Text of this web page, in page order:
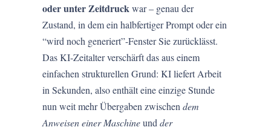
oder unter Zeitdruckwar – genau der
Zustand, in dem ein halbfertiger Prompt oder ein
“wird noch generiert”-Fenster Sie zurücklässt.
Das KI-Zeitalter verschärft das aus einem
einfachen strukturellen Grund: KI liefert Arbeit
in Sekunden, also enthält eine einzige Stunde
nun weit mehr Übergaben zwischendem
Anweisen einer Maschineundder